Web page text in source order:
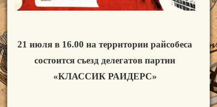
21 июля в 16.00 на территории райсобеса
состоится съезд делегатов партии
«КЛАССИК РАИДЕРС»